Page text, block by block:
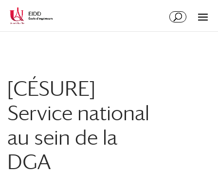
[CÉSURE]
Service national
au sein de la
DGA